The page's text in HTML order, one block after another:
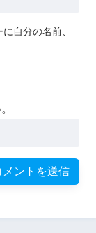
自分の名前、